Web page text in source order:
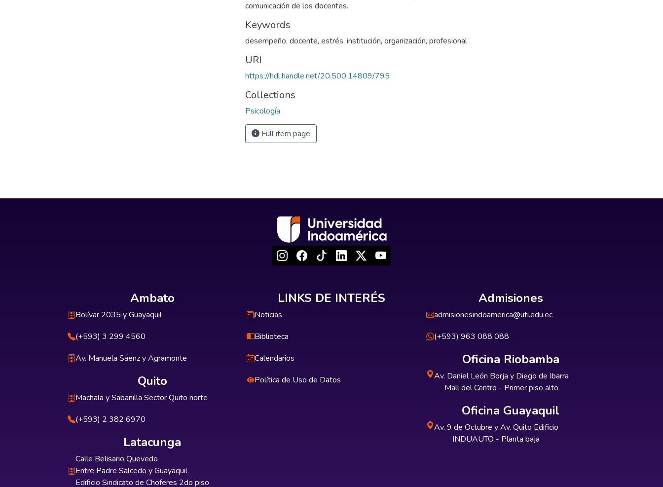
comunicación de los docentes.
Keywords
desempeño, docente, estrés, institución, organización, profesional
URI
https://hdl.handle.net/20.500.14809/795
Collections
Psicología
Full item page
Ambato
Bolívar 2035 y Guayaquil
(+593) 3 299 4560
Av. Manuela Sáenz y Agramonte
Quito
Machala y Sabanilla Sector Quito norte
(+593) 2 382 6970
Latacunga
Calle Belisario Quevedo
Entre Padre Salcedo y Guayaquil
Edificio Sindicato de Choferes 2do piso
LINKS DE INTERÉS
Noticias
Biblioteca
Calendarios
Política de Uso de Datos
Admisiones
admisionesindoamerica@uti.edu.ec
(+593) 963 088 088
Oficina Riobamba
Av. Daniel León Borja y Diego de Ibarra
Mall del Centro - Primer piso alto
Oficina Guayaquil
Av. 9 de Octubre y Av. Quito Edificio
INDUAUTO - Planta baja